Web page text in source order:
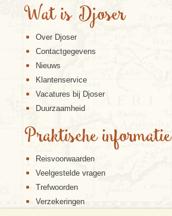
Wat is Djoser
Over Djoser
Contactgegevens
Nieuws
Klantenservice
Vacatures bij Djoser
Duurzaamheid
Praktische informatie
Reisvoorwaarden
Veelgestelde vragen
Trefwoorden
Verzekeringen